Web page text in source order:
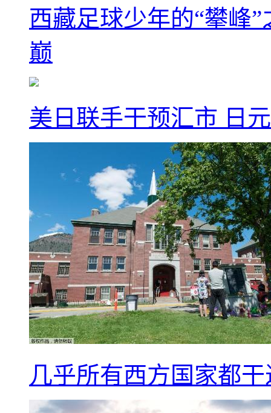
西藏足球少年的“攀峰
巅
美日联手干预汇市 日
几乎所有西方国家都